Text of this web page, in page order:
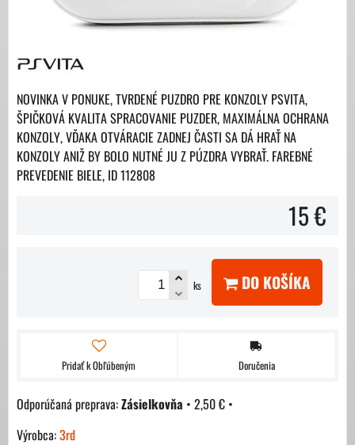
NOVINKA V PONUKE, TVRDENÉ PUZDRO PRE KONZOLY PSVITA,
ŠPIČKOVÁ KVALITA SPRACOVANIE PUZDER, MAXIMÁLNA OCHRANA
KONZOLY, VĎAKA OTVÁRACIE ZADNEJ ČASTI SA DÁ HRAŤ NA
KONZOLY ANIŽ BY BOLO NUTNÉ JU Z PÚZDRA VYBRAŤ. FAREBNÉ
PREVEDENIE BIELE, ID 112808
15 €
ks DO KOŠÍKA
Pridať k Obľúbeným Doručenia
Zásielkovňa • 2,50 € •
Výrobca:3rd